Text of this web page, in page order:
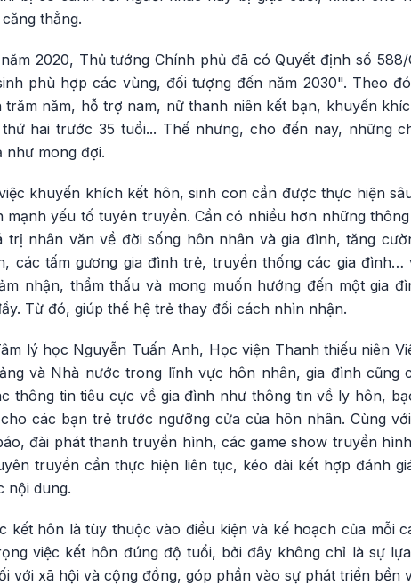
thẳng.
2020, Thủ tướng Chính phủ đã có Quyết định số
phù hợp các vùng, đối tượng đến năm 2030". Theo
trăm năm, hỗ trợ nam, nữ thanh niên kết bạn, khuyến
hai trước 35 tuổi... Thế nhưng, cho đến nay, những
như mong đợi.
khuyến khích kết hôn, sinh con cần được thực hiện
mạnh yếu tố tuyên truyền. Cần có nhiều hơn những
trị nhân văn về đời sống hôn nhân và gia đình, tăng
các tấm gương gia đình trẻ, truyền thống các gia
nhận, thẩm thấu và mong muốn hướng đến một gia
Từ đó, giúp thế hệ trẻ thay đổi cách nhìn nhận.
lý học Nguyễn Tuấn Anh, Học viện Thanh thiếu niên
và Nhà nước trong lĩnh vực hôn nhân, gia đình cũng
thông tin tiêu cực về gia đình như thông tin về ly hôn,
các bạn trẻ trước ngưỡng cửa của hôn nhân. Cùng
đài phát thanh truyền hình, các game show truyền
truyền cần thực hiện liên tục, kéo dài kết hợp đánh
nội dung.
kết hôn là tùy thuộc vào điều kiện và kế hoạch của mỗi
việc kết hôn đúng độ tuổi, bởi đây không chỉ là sự
với xã hội và cộng đồng, góp phần vào sự phát triển bền